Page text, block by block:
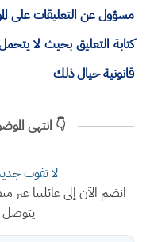
مسؤول عن التعليقات
كتابة التعليق بحيث لا
قانونية حيال ذلك
👇 انتهى
لا تفوت
انضم الآن إلى عائلتنا